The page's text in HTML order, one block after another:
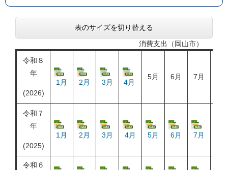
表のサイズを切り替える
消費支出（岡山市）
令和８
年
(2026)
1月 2月 3月 4月
5月 6月 7月
令和７
年
(2025)
1月 2月 3月 4月 5月 6月 7月
令和６